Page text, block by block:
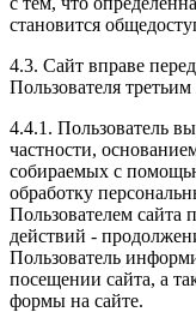
становится
4.3. Сайт вправе
Пользователя
4.4.1. Пользователь
частности,
собираемых с
обработку
Пользователем
действий -
Пользователь
посещении сайта, а
формы на сайте.